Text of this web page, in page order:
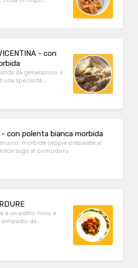
linguine.
- con
da generazioni, il
una specialità
- con polenta bianca morbida
morbide seppie preparate al
sugo al pomodoro.
è un piatto ricco e
da
cena. E' un